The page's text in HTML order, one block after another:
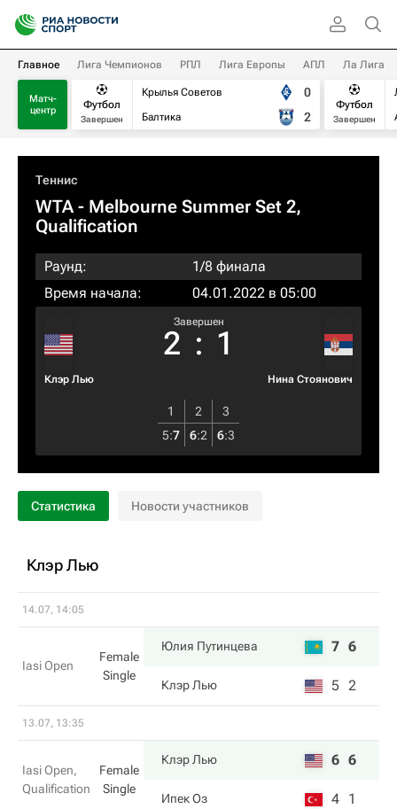
Главное Лига Чемпионов РПЛ Лига Европы АПЛ Ла Лига
Матч-
центр
Футбол
Завершен
Крылья Советов
Балтика
0
2
Футбол
Завершен
Теннис
WTA- Melbourne Summer Set 2,
Qualification
Раунд:
1/8 финала
Время начала:
04.01.2022 в 05:00
Клэр Лью
Завершен
2 : 1
Нина Стоянович
1 2
3
5:7 6:2 6:3
Статистика Новости участников
Клэр Лью
14.07, 14:05
Iasi Open
Female
Single
Юлия Путинцева 7 6
Клэр Лью 5 2
13.07, 13:35
Iasi Open,
Qualification
Female
Single
Клэр Лью 6 6
Ипек Оз 4 1